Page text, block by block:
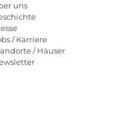
uns
/ Karriere
/ Häuser